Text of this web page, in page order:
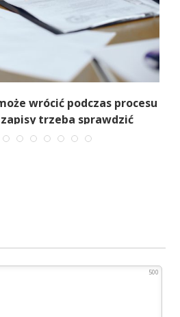
wrócić podczas procesu
trzeba sprawdzić
500